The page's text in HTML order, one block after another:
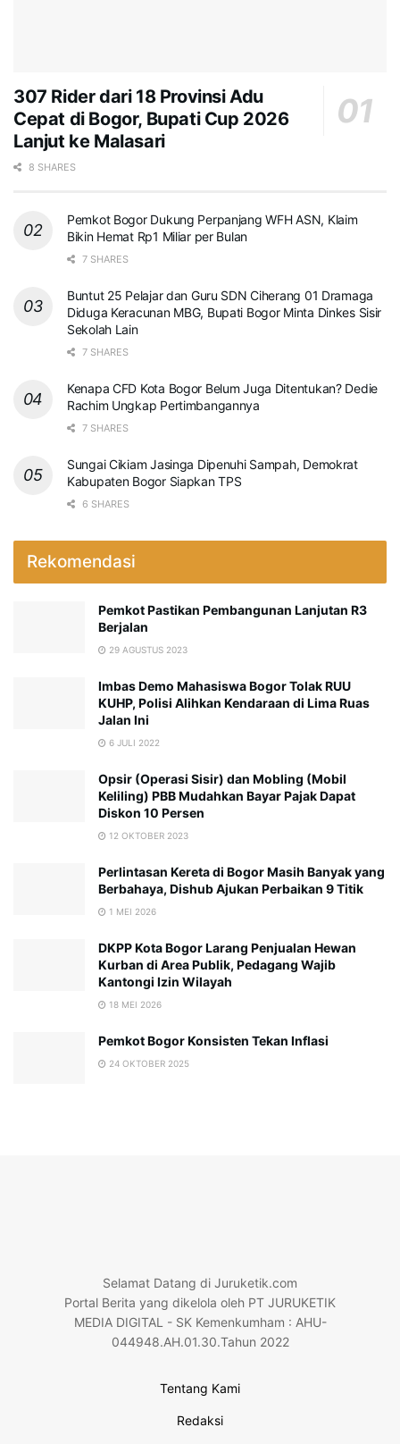
307 Rider dari 18 Provinsi Adu
Cepat di Bogor, Bupati Cup 2026
Lanjut ke Malasari
8 SHARES
Pemkot Bogor Dukung Perpanjang WFH ASN, Klaim
Bikin Hemat Rp1 Miliar per Bulan
7 SHARES
Buntut 25 Pelajar dan Guru SDN Ciherang 01 Dramaga
Diduga Keracunan MBG, Bupati Bogor Minta Dinkes Sisir
Sekolah Lain
7 SHARES
Kenapa CFD Kota Bogor Belum Juga Ditentukan? Dedie
Rachim Ungkap Pertimbangannya
7 SHARES
Sungai Cikiam Jasinga Dipenuhi Sampah, Demokrat
Kabupaten Bogor Siapkan TPS
6 SHARES
Rekomendasi
Pemkot Pastikan Pembangunan Lanjutan R3
Berjalan
29 AGUSTUS 2023
Imbas Demo Mahasiswa Bogor Tolak RUU
KUHP, Polisi Alihkan Kendaraan di Lima Ruas
Jalan Ini
6 JULI 2022
Opsir (Operasi Sisir) dan Mobling (Mobil
Keliling) PBB Mudahkan Bayar Pajak Dapat
Diskon 10 Persen
12 OKTOBER 2023
Perlintasan Kereta di Bogor Masih Banyak yang
Berbahaya, Dishub Ajukan Perbaikan 9 Titik
1 MEI 2026
DKPP Kota Bogor Larang Penjualan Hewan
Kurban di Area Publik, Pedagang Wajib
Kantongi Izin Wilayah
18 MEI 2026
Pemkot Bogor Konsisten Tekan Inflasi
24 OKTOBER 2025
Selamat Datang di Juruketik.com
Portal Berita yang dikelola oleh PT JURUKETIK
MEDIA DIGITAL - SK Kemenkumham : AHU-
044948.AH.01.30.Tahun 2022
Tentang Kami
Redaksi